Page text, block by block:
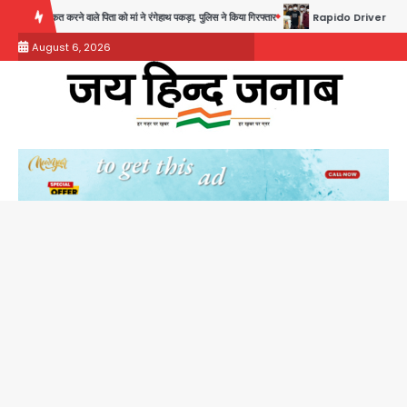
content
को मां ने रंगेहाथ पकड़ा, पुलिस ने किया गिरफ्तार Rapido Driver Mobile Snatcher: नोएडा में
August 6, 2026